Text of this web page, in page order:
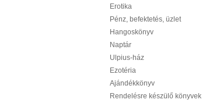
Erotika
Pénz, befektetés, üzlet
Hangoskönyv
Naptár
Ulpius-ház
Ezotéria
Ajándékkönyv
Rendelésre készülő könyvek